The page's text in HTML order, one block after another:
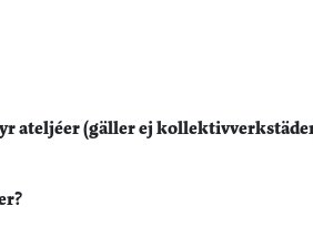
ateljéer (gäller ej